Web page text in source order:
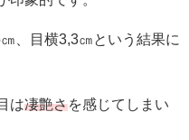
、目横3,3㎝という結果に
は凄艶さを感じてしまい